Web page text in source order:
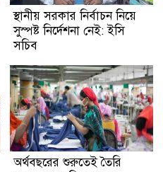
স্থানীয় সরকার নির্বাচন নিয়ে
সুস্পষ্ট নির্দেশনা নেই: ইসি
সচিব
অর্থবছরের শুরুতেই তৈরি